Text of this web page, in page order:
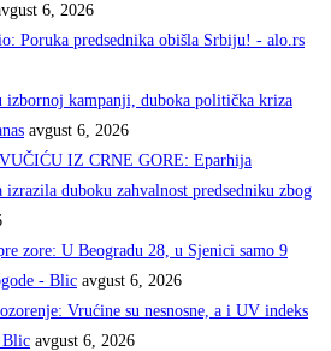
6, 2026
Poruka predsednika obišla Srbiju! - alo.rs
izbornoj kampanji, duboka politička kriza
avgust 6, 2026
IZ CRNE GORE: Eparhija
duboku zahvalnost predsedniku zbog
zore: U Beogradu 28, u Sjenici samo 9
- Blic avgust 6, 2026
Vrućine su nesnosne, a i UV indeks
Blic avgust 6, 2026